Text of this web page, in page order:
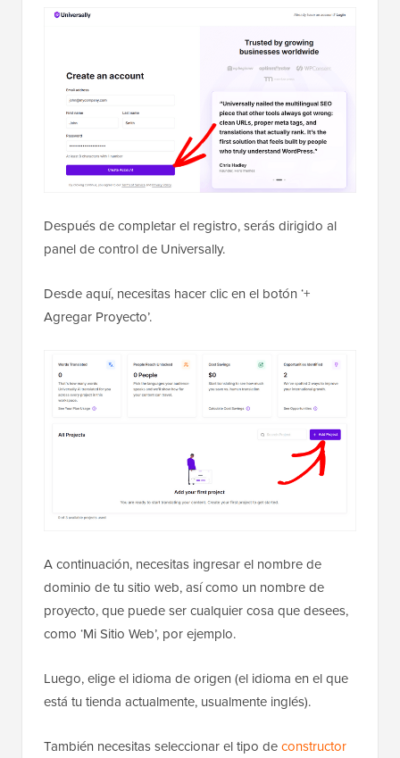
Después de completar el registro, serás dirigido al
panel de control de Universally.
Desde aquí, necesitas hacer clic en el botón ‘+
Agregar Proyecto’.
A continuación, necesitas ingresar el nombre de
dominio de tu sitio web, así como un nombre de
proyecto, que puede ser cualquier cosa que desees,
como ‘Mi Sitio Web’, por ejemplo.
Luego, elige el idioma de origen (el idioma en el que
está tu tienda actualmente, usualmente inglés).
También necesitas seleccionar el tipo deconstructor